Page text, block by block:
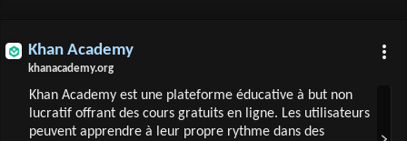
Khan Academy
khanacademy.org
Khan Academy est une plateforme éducative à but non
lucratif offrant des cours gratuits en ligne. Les utilisateurs
peuvent apprendre à leur propre rythme dans des